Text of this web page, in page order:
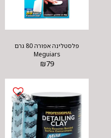
פלסטלינה אפורה 80 גרם
Meguiars
₪79